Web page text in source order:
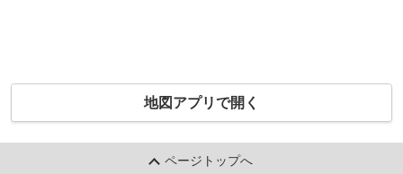
地図アプリで開く
ページトップへ